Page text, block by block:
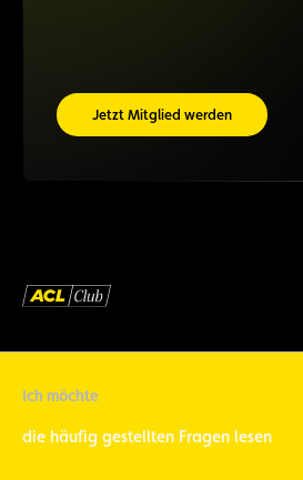
Jetzt Mitglied werden
Ich möchte
die häufig gestellten Fragen lesen